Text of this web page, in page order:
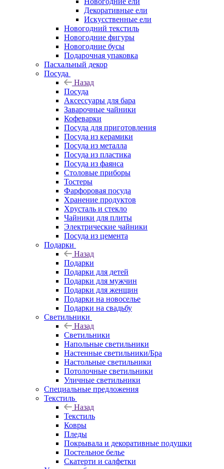
Декоративные ели
Искусственные ели
Новогодний текстиль
Новогодние фигуры
Новогодние бусы
Подарочная упаковка
Пасхальный декор
Посуда
Назад
Посуда
Аксессуары для бара
Заварочные чайники
Кофеварки
Посуда для приготовления
Посуда из керамики
Посуда из металла
Посуда из пластика
Посуда из фаянса
Столовые приборы
Тостеры
Фарфоровая посуда
Хранение продуктов
Хрусталь и стекло
Чайники для плиты
Электрические чайники
Посуда из цемента
Подарки
Назад
Подарки
Подарки для детей
Подарки для мужчин
Подарки для женщин
Подарки на новоселье
Подарки на свадьбу
Светильники
Назад
Светильники
Напольные светильники
Настенные светильники/Бра
Настольные светильники
Потолочные светильники
Уличные светильники
Специальные предложения
Текстиль
Назад
Текстиль
Ковры
Пледы
Покрывала и декоративные подушки
Постельное белье
Скатерти и салфетки